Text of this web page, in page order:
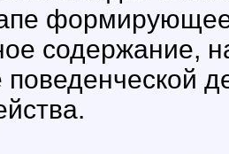
содержание,
поведенческой